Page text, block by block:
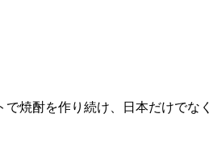
焼酎を作り続け、日本だけでなく